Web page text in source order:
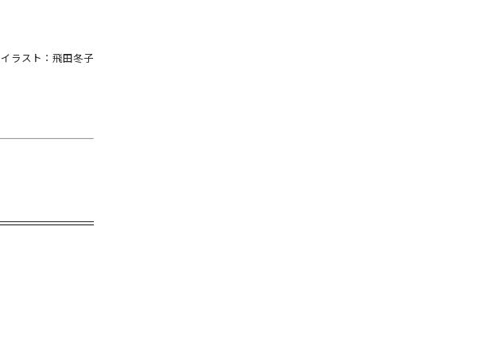
イラスト：飛田冬子